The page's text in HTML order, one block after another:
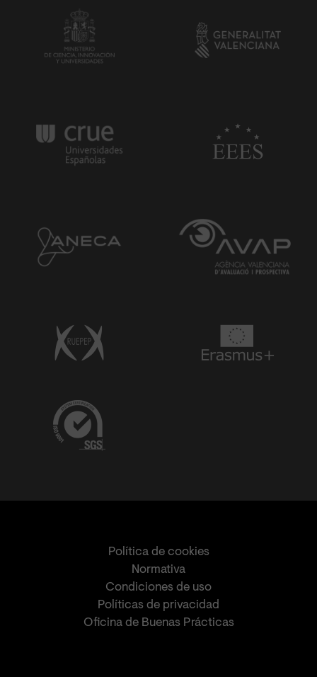
Política de cookies
Normativa
Condiciones de uso
Políticas de privacidad
Oficina de Buenas Prácticas